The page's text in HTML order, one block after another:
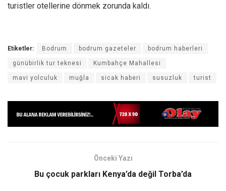
turistler otellerine dönmek zorunda kaldı.
Etiketler: Bodrum bodrum gazeteler bodrum haberleri
günübirlik tur teknesi Kumbahçe Mahallesi
mavi yolculuk muğla sicak haberi susuzluk turist
Önceki Yazı
Bu çocuk parkları Kenya’da değil Torba’da